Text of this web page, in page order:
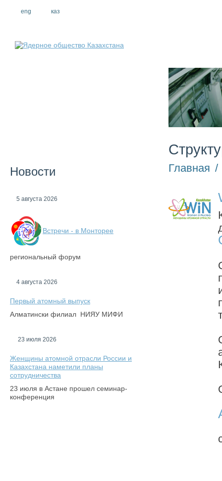
eng каз
Новости
5 августа 2026
Встречи - в Монторее
региональный форум
4 августа 2026
Первый атомный выпуск
Алматински филиал НИЯУ МИФИ
23 июля 2026
Женщины атомной отрасли России и
Казахстана наметили планы
сотрудничества
23 июля в Астане прошел семинар-
конференция
Главная /